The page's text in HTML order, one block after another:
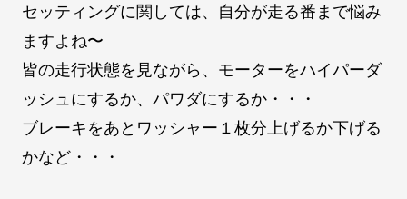
セッティングに関しては、自分が走る番まで悩み
ますよね〜
皆の走行状態を見ながら、モーターをハイパーダ
ッシュにするか、パワダにするか・・・
ブレーキをあとワッシャー１枚分上げるか下げる
かなど・・・